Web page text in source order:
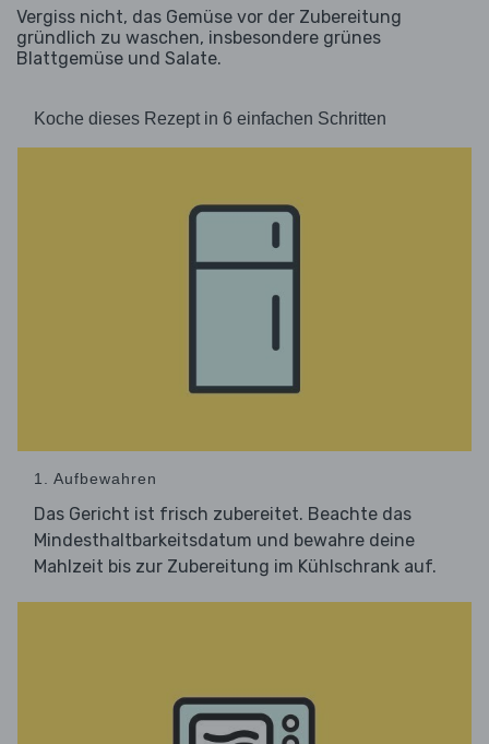
Vergiss nicht, das Gemüse vor der Zubereitung
gründlich zu waschen, insbesondere grünes
Blattgemüse und Salate.
Koche dieses Rezept in 6 einfachen Schritten
1. Aufbewahren
Das Gericht ist frisch zubereitet. Beachte das
Mindesthaltbarkeitsdatum und bewahre deine
Mahlzeit bis zur Zubereitung im Kühlschrank auf.